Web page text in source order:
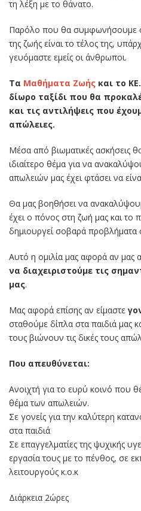
τη λέξη με το θάνατο.
Παρόλο που θα συμφωνήσουμε
της ζωής είναι το τέλος της,
γευόμαστε εμείς οι άνθρωποι.
Τα Μαθήματα Ζωής και το
δίωρο ταξίδι που θα
και τις αντιλήψεις που
απώλειες.
Μέσα από βιωματικές ασκήσεις
ιδιαίτερο θέμα για να
απωλειών μας έχει φτάσει να
Θα μας βοηθήσει να
έχει ο πόνος στη ζωή μας και
δημιουργεί σοβαρά προβλήματα
Αυτό η ομιλία μας αφορά αν μας
να διαχειριστούμε τις
μας.
Μας αφορά επίσης αν είμαστε
σταθούμε δίπλα στα παιδιά μας
τους βιώνουν τις δικές τους
Που απευθύνεται:
Ανοιχτή για το ευρύ κοινό που
θέμα των απωλειών.
Σε γονείς για την καλύτερη
στα παιδιά
Σε επαγγελματίες της ψυχικής
εργασία τους με το πένθος, σε
λειτουργούς κ.ο.κ
Διάρκεια 2ώρες